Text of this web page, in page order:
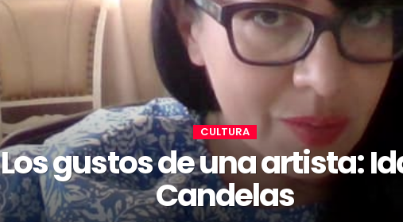
CULTURA
Los gustos de una artista:
Candelas